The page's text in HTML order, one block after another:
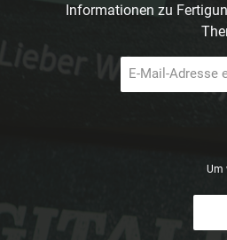
Informationen zu
Mail-
Adresse
Um